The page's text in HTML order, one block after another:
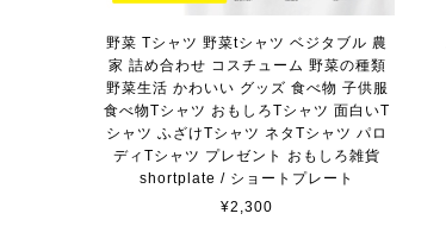
野菜 Tシャツ 野菜tシャツ ベジタブル 農
家 詰め合わせ コスチューム 野菜の種類
野菜生活 かわいい グッズ 食べ物 子供服
食べ物Tシャツ おもしろTシャツ 面白いT
シャツ ふざけTシャツ ネタTシャツ パロ
ディTシャツ プレゼント おもしろ雑貨
shortplate / ショートプレート
¥2,300